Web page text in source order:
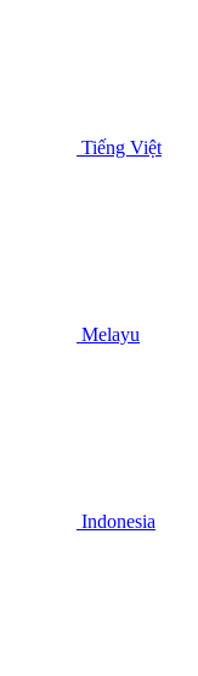
Tiếng Việt
Melayu
Indonesia